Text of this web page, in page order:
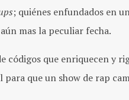
; quiénes enfundados en
mas la peculiar fecha.
que enriquecen y
para que un show de rap